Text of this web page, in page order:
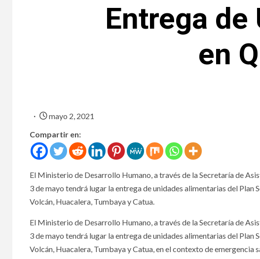
Entrega
en
mayo 2, 2021
Compartir en:
El Ministerio de Desarrollo Humano, a través de la Secretaría de
3 de mayo tendrá lugar la entrega de unidades alimentarias del
Volcán, Huacalera, Tumbaya y Catua.
El Ministerio de Desarrollo Humano, a través de la Secretaría de
3 de mayo tendrá lugar la entrega de unidades alimentarias del
Volcán, Huacalera, Tumbaya y Catua, en el contexto de emergencia